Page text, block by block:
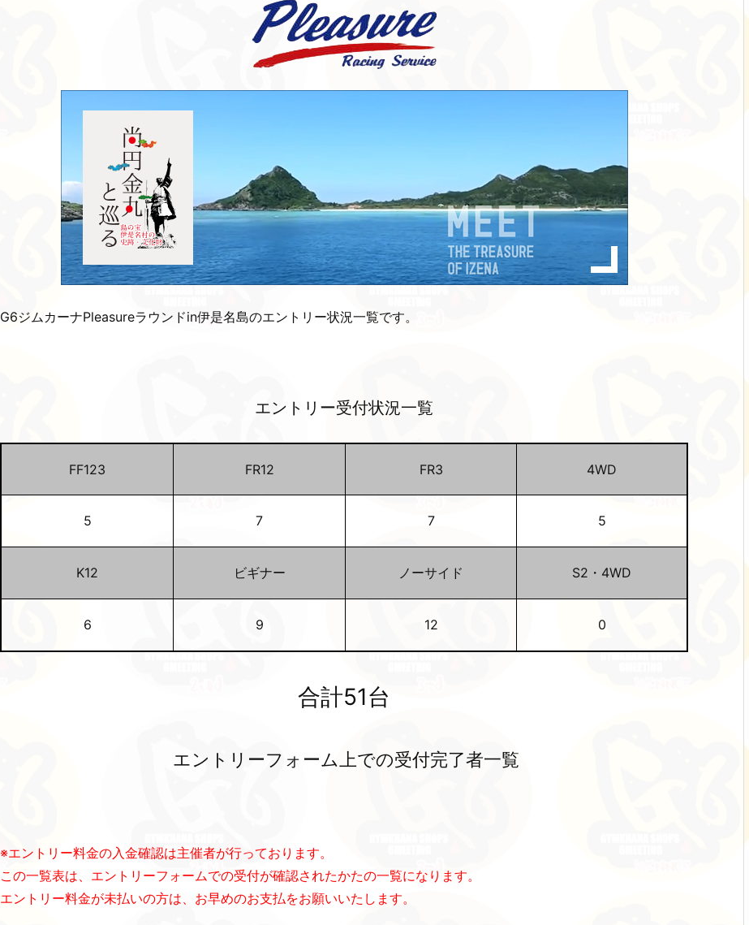
G6ジムカーナPleasureラウンドin伊是名島のエントリー状況一覧です。
エントリー受付状況一覧
FF123 FR12 FR3 4WD
5 7 7 5
K12 ビギナー ノーサイド S2・4WD
6 9 12 0
合計51台
エントリーフォーム上での受付完了者一覧
※エントリー料金の入金確認は主催者が行っております。
この一覧表は、エントリーフォームでの受付が確認されたかたの一覧になります。
エントリー料金が未払いの方は、お早めのお支払をお願いいたします。